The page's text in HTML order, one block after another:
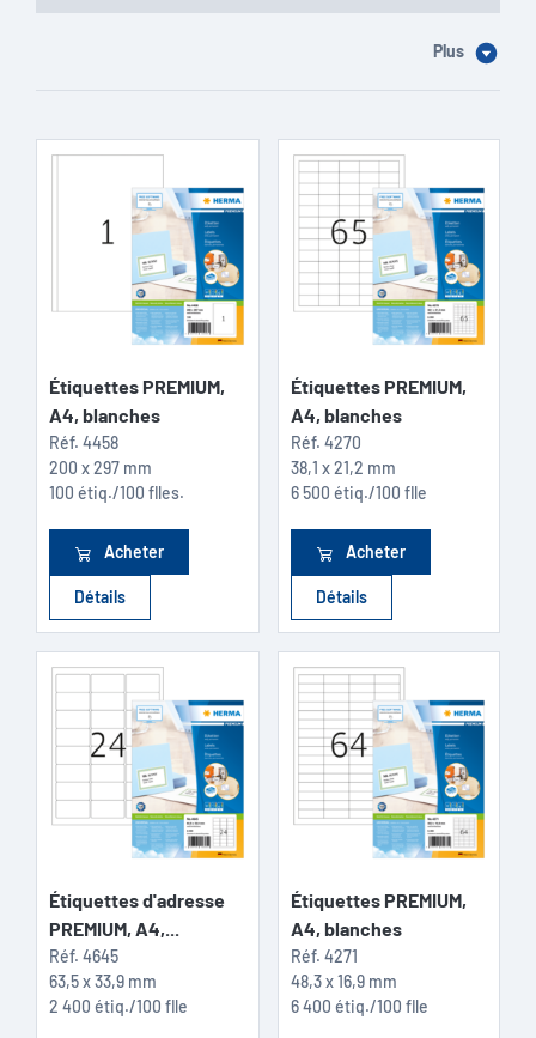
Plus
Étiquettes PREMIUM,
A4, blanches
Réf. 4458
200 x 297 mm
100 étiq./100 flles.
Acheter
Détails
Étiquettes PREMIUM,
A4, blanches
Réf. 4270
38,1 x 21,2 mm
6 500 étiq./100 flle
Acheter
Détails
Étiquettes d'adresse
PREMIUM, A4,...
Réf. 4645
63,5 x 33,9 mm
2 400 étiq./100 flle
Étiquettes PREMIUM,
A4, blanches
Réf. 4271
48,3 x 16,9 mm
6 400 étiq./100 flle